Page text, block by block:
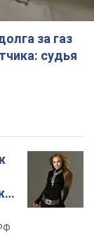
за газ
судья